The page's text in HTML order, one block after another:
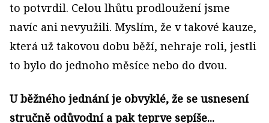
to potvrdil. Celou lhůtu prodloužení jsme
navíc ani nevyužili. Myslím, že v takové kauze,
která už takovou dobu běží, nehraje roli, jestli
to bylo do jednoho měsíce nebo do dvou.
U běžného jednání je obvyklé, že se usnesení
stručně odůvodní a pak teprve sepíše...